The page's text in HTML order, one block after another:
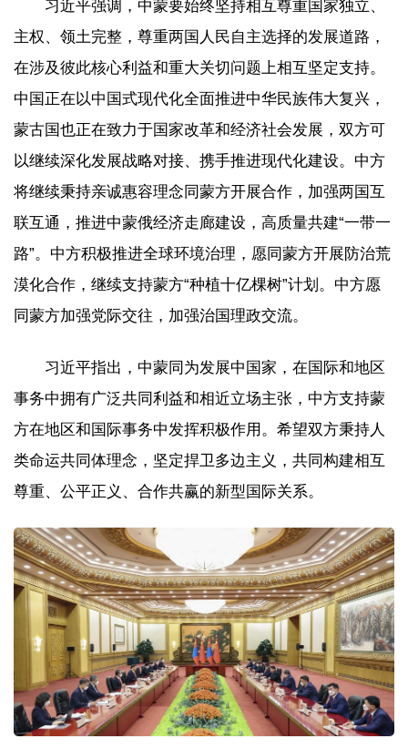
习近平强调，中蒙要始终坚持相互尊重国家独立、
主权、领土完整，尊重两国人民自主选择的发展道路，
在涉及彼此核心利益和重大关切问题上相互坚定支持。
中国正在以中国式现代化全面推进中华民族伟大复兴，
蒙古国也正在致力于国家改革和经济社会发展，双方可
以继续深化发展战略对接、携手推进现代化建设。中方
将继续秉持亲诚惠容理念同蒙方开展合作，加强两国互
联互通，推进中蒙俄经济走廊建设，高质量共建“一带一
路”。中方积极推进全球环境治理，愿同蒙方开展防治荒
漠化合作，继续支持蒙方“种植十亿棵树”计划。中方愿
同蒙方加强党际交往，加强治国理政交流。
习近平指出，中蒙同为发展中国家，在国际和地区
事务中拥有广泛共同利益和相近立场主张，中方支持蒙
方在地区和国际事务中发挥积极作用。希望双方秉持人
类命运共同体理念，坚定捍卫多边主义，共同构建相互
尊重、公平正义、合作共赢的新型国际关系。